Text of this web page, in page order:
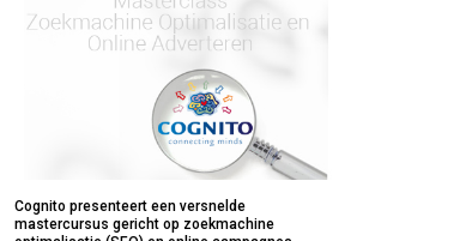
Cognito presenteert een versnelde
mastercursus gericht op zoekmachine